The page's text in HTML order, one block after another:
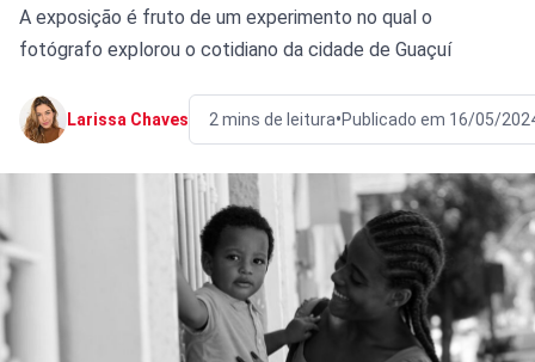
A exposição é fruto de um experimento no qual o
fotógrafo explorou o cotidiano da cidade de Guaçuí
Larissa Chaves 2 mins de leitura•Publicado em 16/05/